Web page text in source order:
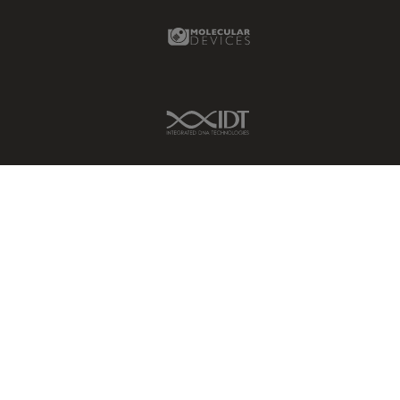
Molecular Devices Link
IDT Link